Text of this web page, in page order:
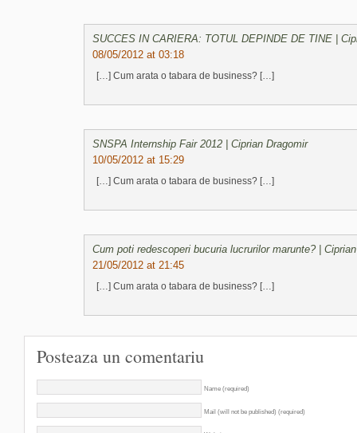
SUCCES IN CARIERA: TOTUL DEPINDE DE TINE |
08/05/2012 at 03:18
[…] Cum arata o tabara de business? […]
SNSPA Internship Fair 2012 | Ciprian Dragomir
10/05/2012 at 15:29
[…] Cum arata o tabara de business? […]
Cum poti redescoperi bucuria lucrurilor marunte? |
21/05/2012 at 21:45
[…] Cum arata o tabara de business? […]
Posteaza un comentariu
Name (required)
Mail (will not be published) (required)